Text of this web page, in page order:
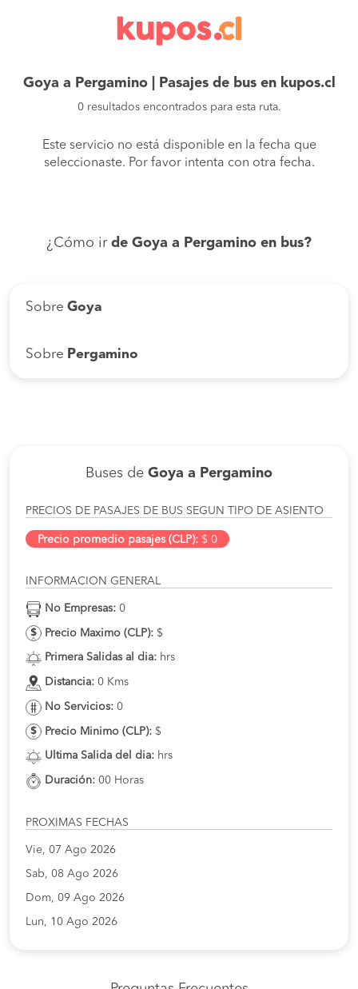
Goya a Pergamino | Pasajes de bus en kupos.cl
0 resultados encontrados para esta ruta.
Este servicio no está disponible en la fecha que
seleccionaste. Por favor intenta con otra fecha.
¿Cómo ir de Goya a Pergamino en bus?
Sobre Goya
Sobre Pergamino
Buses de Goya a Pergamino
PRECIOS DE PASAJES DE BUS SEGUN TIPO DE ASIENTO
Precio promedio pasajes (CLP): $ 0
INFORMACION GENERAL
No Empresas: 0
Precio Maximo (CLP): $
Primera Salidas al dia: hrs
Distancia: 0 Kms
No Servicios: 0
Precio Minimo (CLP): $
Ultima Salida del dia: hrs
Duración: 00 Horas
PROXIMAS FECHAS
Vie, 07 Ago 2026
Sab, 08 Ago 2026
Dom, 09 Ago 2026
Lun, 10 Ago 2026